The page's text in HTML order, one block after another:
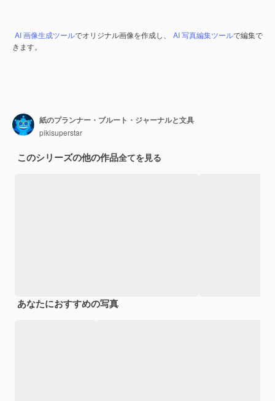
AI 画像生成ツールでオリジナル画像を作成し、 AI 写真編集ツールで編集で
きます。
紙のプランナー・ブルート・ジャーナルと文具
pikisuperstar
このシリーズの他の作品全てを見る
あなたにおすすめの写真